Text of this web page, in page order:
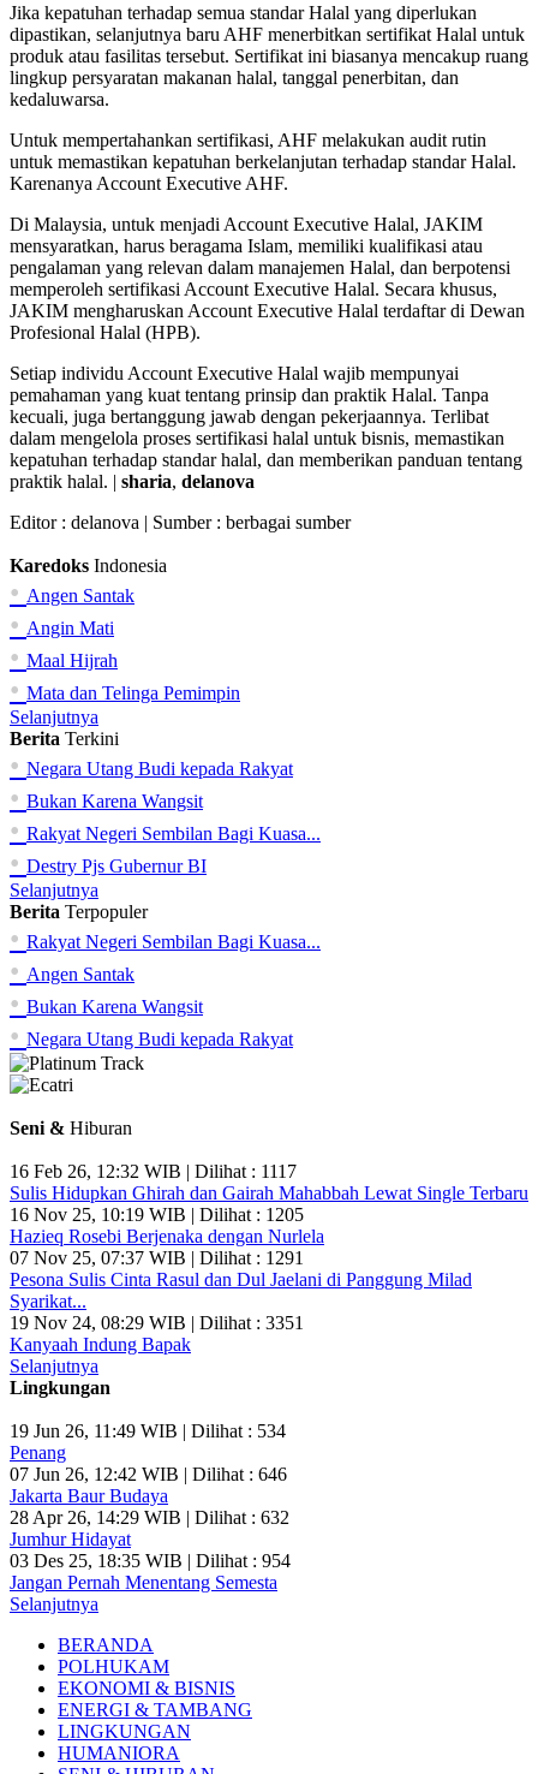
Jika kepatuhan terhadap semua standar Halal yang diperlukan
dipastikan, selanjutnya baru AHF menerbitkan sertifikat Halal untuk
produk atau fasilitas tersebut. Sertifikat ini biasanya mencakup ruang
lingkup persyaratan makanan halal, tanggal penerbitan, dan
kedaluwarsa.
Untuk mempertahankan sertifikasi, AHF melakukan audit rutin
untuk memastikan kepatuhan berkelanjutan terhadap standar Halal.
Karenanya Account Executive AHF.
Di Malaysia, untuk menjadi Account Executive Halal, JAKIM
mensyaratkan, harus beragama Islam, memiliki kualifikasi atau
pengalaman yang relevan dalam manajemen Halal, dan berpotensi
memperoleh sertifikasi Account Executive Halal. Secara khusus,
JAKIM mengharuskan Account Executive Halal terdaftar di Dewan
Profesional Halal (HPB).
Setiap individu Account Executive Halal wajib mempunyai
pemahaman yang kuat tentang prinsip dan praktik Halal. Tanpa
kecuali, juga bertanggung jawab dengan pekerjaannya. Terlibat
dalam mengelola proses sertifikasi halal untuk bisnis, memastikan
kepatuhan terhadap standar halal, dan memberikan panduan tentang
praktik halal. | sharia, delanova
Editor : delanova | Sumber : berbagai sumber
Karedoks Indonesia
• Angen Santak
• Angin Mati
• Maal Hijrah
• Mata dan Telinga Pemimpin
Selanjutnya
Berita Terkini
• Negara Utang Budi kepada Rakyat
• Bukan Karena Wangsit
• Rakyat Negeri Sembilan Bagi Kuasa...
• Destry Pjs Gubernur BI
Selanjutnya
Berita Terpopuler
• Rakyat Negeri Sembilan Bagi Kuasa...
• Angen Santak
• Bukan Karena Wangsit
• Negara Utang Budi kepada Rakyat
Seni & Hiburan
16 Feb 26, 12:32 WIB | Dilihat : 1117
Sulis Hidupkan Ghirah dan Gairah Mahabbah Lewat Single Terbaru
16 Nov 25, 10:19 WIB | Dilihat : 1205
Hazieq Rosebi Berjenaka dengan Nurlela
07 Nov 25, 07:37 WIB | Dilihat : 1291
Pesona Sulis Cinta Rasul dan Dul Jaelani di Panggung Milad
Syarikat...
19 Nov 24, 08:29 WIB | Dilihat : 3351
Kanyaah Indung Bapak
Selanjutnya
Lingkungan
19 Jun 26, 11:49 WIB | Dilihat : 534
Penang
07 Jun 26, 12:42 WIB | Dilihat : 646
Jakarta Baur Budaya
28 Apr 26, 14:29 WIB | Dilihat : 632
Jumhur Hidayat
03 Des 25, 18:35 WIB | Dilihat : 954
Jangan Pernah Menentang Semesta
Selanjutnya
BERANDA
POLHUKAM
EKONOMI & BISNIS
ENERGI & TAMBANG
LINGKUNGAN
HUMANIORA